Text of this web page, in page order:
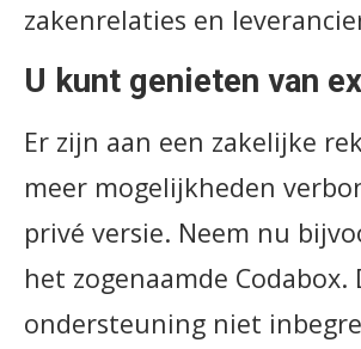
zakenrelaties en
U kunt genieten van
Er zijn aan een zakelijke
meer mogelijkheden
privé versie. Neem nu
het zogenaamde Codabox.
ondersteuning niet